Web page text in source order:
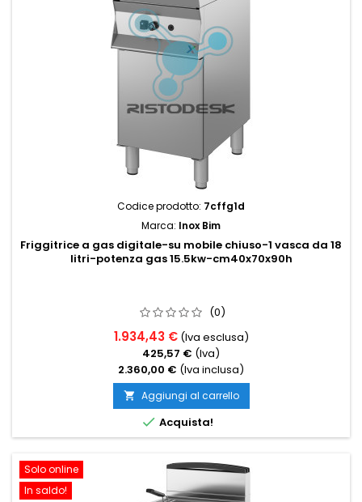
Codice prodotto: 7cffg1d
Marca: Inox Bim
Friggitrice a gas digitale-su mobile chiuso-1 vasca da 18
litri-potenza gas 15.5kw-cm40x70x90h
(0)
1.934,43 € (Iva esclusa)
425,57 € (Iva)
2.360,00 € (Iva inclusa)
 Aggiungi al carrello
 Acquista!
Solo online
In saldo!